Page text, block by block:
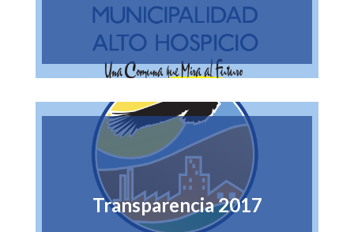
Transparencia 2017